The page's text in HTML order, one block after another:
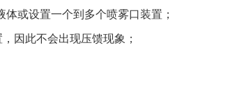
或设置一个到多个喷雾口装置；
因此不会出现压馈现象；